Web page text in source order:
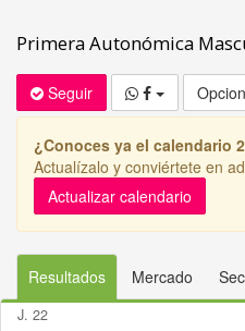
Primera Autonómica
Seguir
¿Conoces ya el calendario
Actualízalo y conviértete en
Actualizar calendario
Resultados Mercado
J. 22